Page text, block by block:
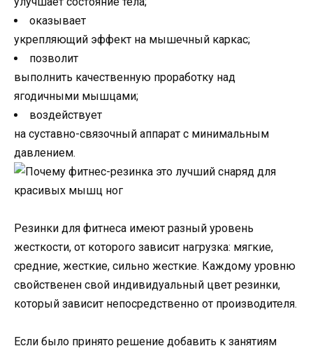
оказывает
укрепляющий эффект на мышечный каркас;
позволит
выполнить качественную проработку над
ягодичными мышцами;
воздействует
на суставно-связочный аппарат с минимальным
давлением.
Резинки для фитнеса имеют разный уровень
жесткости, от которого зависит нагрузка: мягкие,
средние, жесткие, сильно жесткие. Каждому уровню
свойственен свой индивидуальный цвет резинки,
который зависит непосредственно от производителя.
Если было принято решение добавить к занятиям